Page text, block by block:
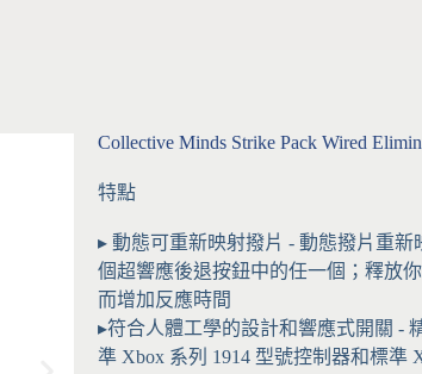
Collective Minds Strike Pack Wired
特點
▸ 動態可重新映射撥片 - 動態撥片重
個超響應後退按鈕中的任一個；釋放
而增加反應時間
▸符合人體工學的設計和響應式開關 -
準 Xbox 系列 1914 型號控制器和標準